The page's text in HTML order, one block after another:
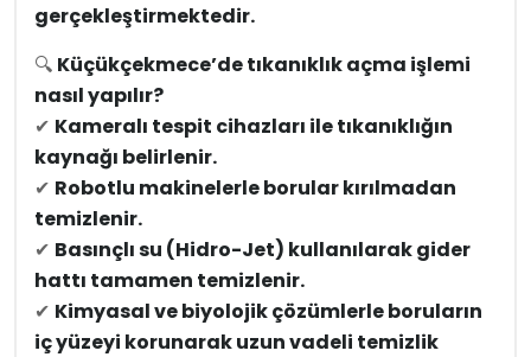
gerçekleştirmektedir.
🔍 Küçükçekmece’de tıkanıklık açma işlemi
nasıl yapılır?
✔ Kameralı tespit cihazları ile tıkanıklığın
kaynağı belirlenir.
✔ Robotlu makinelerle borular kırılmadan
temizlenir.
✔ Basınçlı su (Hidro-Jet) kullanılarak gider
hattı tamamen temizlenir.
✔ Kimyasal ve biyolojik çözümlerle boruların
iç yüzeyi korunarak uzun vadeli temizlik